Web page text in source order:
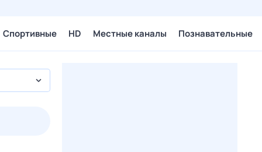
Спортивные HD Местные каналы Познавательные